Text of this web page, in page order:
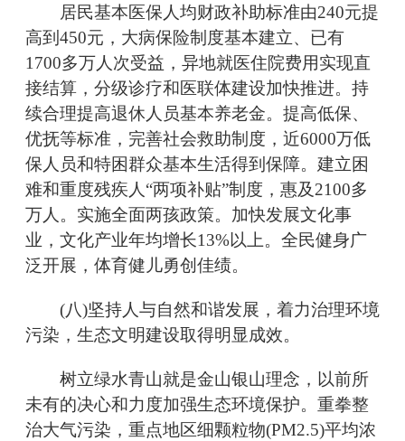
居民基本医保人均财政补助标准由240元提
高到450元，大病保险制度基本建立、已有
1700多万人次受益，异地就医住院费用实现直
接结算，分级诊疗和医联体建设加快推进。持
续合理提高退休人员基本养老金。提高低保、
优抚等标准，完善社会救助制度，近6000万低
保人员和特困群众基本生活得到保障。建立困
难和重度残疾人“两项补贴”制度，惠及2100多
万人。实施全面两孩政策。加快发展文化事
业，文化产业年均增长13%以上。全民健身广
泛开展，体育健儿勇创佳绩。
(八)坚持人与自然和谐发展，着力治理环境
污染，生态文明建设取得明显成效。
树立绿水青山就是金山银山理念，以前所
未有的决心和力度加强生态环境保护。重拳整
治大气污染，重点地区细颗粒物(PM2.5)平均浓